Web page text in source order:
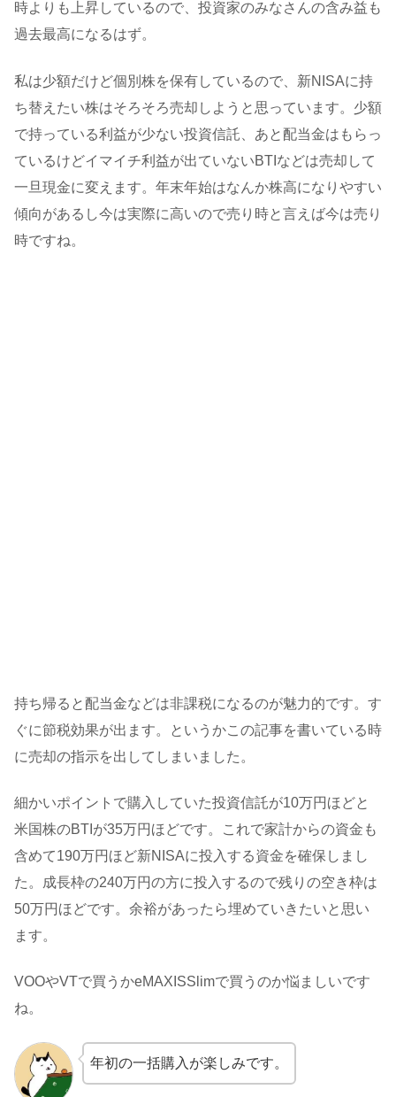
時よりも上昇しているので、投資家のみなさんの含み益も
過去最高になるはず。
私は少額だけど個別株を保有しているので、新NISAに持
ち替えたい株はそろそろ売却しようと思っています。少額
で持っている利益が少ない投資信託、あと配当金はもらっ
ているけどイマイチ利益が出ていないBTIなどは売却して
一旦現金に変えます。年末年始はなんか株高になりやすい
傾向があるし今は実際に高いので売り時と言えば今は売り
時ですね。
持ち帰ると配当金などは非課税になるのが魅力的です。す
ぐに節税効果が出ます。というかこの記事を書いている時
に売却の指示を出してしまいました。
細かいポイントで購入していた投資信託が10万円ほどと
米国株のBTIが35万円ほどです。これで家計からの資金も
含めて190万円ほど新NISAに投入する資金を確保しまし
た。成長枠の240万円の方に投入するので残りの空き枠は
50万円ほどです。余裕があったら埋めていきたいと思い
ます。
VOOやVTで買うかeMAXISSlimで買うのか悩ましいです
ね。
年初の一括購入が楽しみです。